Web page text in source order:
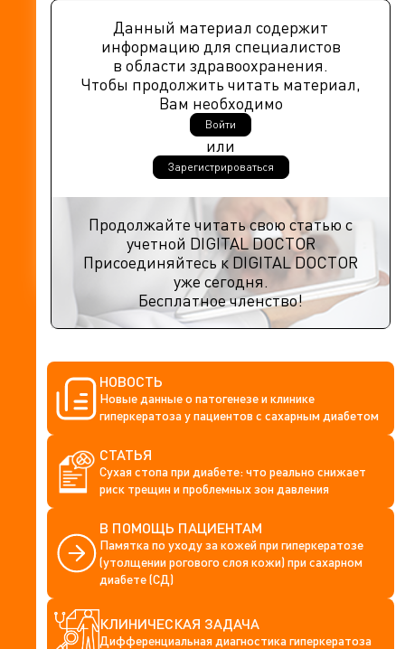
Данный материал содержит
информацию для специалистов
в области здравоохранения.
Чтобы продолжить читать материал,
Вам необходимо
Войти
или
Зарегистрироваться
Продолжайте читать свою статью с
учетной DIGITAL DOCTOR
Присоединяйтесь к DIGITAL DOCTOR
уже сегодня.
Бесплатное членство!
НОВОСТЬ
Новые данные о патогенезе и клинике
гиперкератоза у пациентов с сахарным диабетом
СТАТЬЯ
Сухая стопа при диабете: что реально снижает
риск трещин и проблемных зон давления
В ПОМОЩЬ ПАЦИЕНТАМ
Памятка по уходу за кожей при гиперкератозе
(утолщении рогового слоя кожи) при сахарном
диабете (СД)
КЛИНИЧЕСКАЯ ЗАДАЧА
Дифференциальная диагностика гиперкератоза